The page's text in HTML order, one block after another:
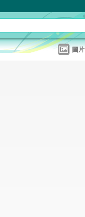
圖片